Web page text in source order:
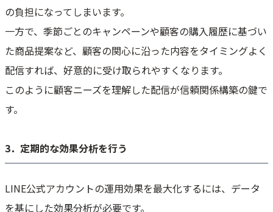
の負担になってしまいます。
一方で、季節ごとのキャンペーンや顧客の購入履歴に基づい
た商品提案など、顧客の関心に沿った内容をタイミングよく
配信すれば、好意的に受け取られやすくなります。
このように顧客ニーズを理解した配信が信頼関係構築の鍵で
す。
3．定期的な効果分析を行う
LINE公式アカウントの運用効果を最大化するには、データ
を基にした効果分析が必要です。